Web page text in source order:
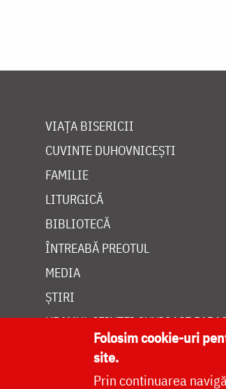
VIAȚA BISERICII
CUVINTE DUHOVNICEȘTI
FAMILIE
LITURGICĂ
BIBLIOTECĂ
ÎNTREABĂ PREOTUL
MEDIA
ȘTIRI
HRAMUL SFINTEI CUVIOASE
Folosim cookie-uri
site.
Prin continuarea